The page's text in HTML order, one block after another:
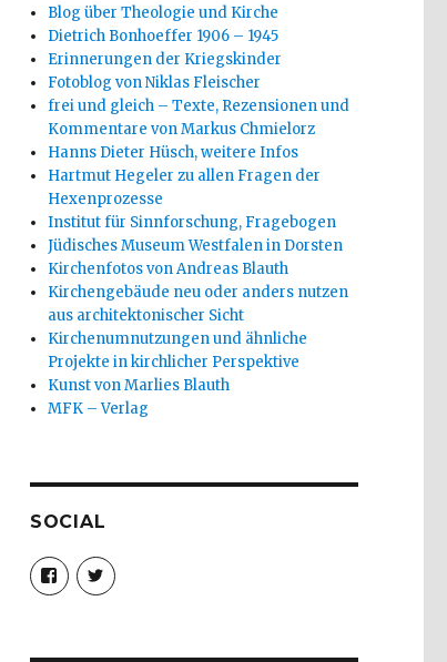
Blog über Theologie und Kirche
Dietrich Bonhoeffer 1906 – 1945
Erinnerungen der Kriegskinder
Fotoblog von Niklas Fleischer
frei und gleich – Texte, Rezensionen und
Kommentare von Markus Chmielorz
Hanns Dieter Hüsch, weitere Infos
Hartmut Hegeler zu allen Fragen der
Hexenprozesse
Institut für Sinnforschung, Fragebogen
Jüdisches Museum Westfalen in Dorsten
Kirchenfotos von Andreas Blauth
Kirchengebäude neu oder anders nutzen
aus architektonischer Sicht
Kirchenumnutzungen und ähnliche
Projekte in kirchlicher Perspektive
Kunst von Marlies Blauth
MFK – Verlag
SOCIAL
Profil
von
christoph.fleischer1
anzeigen
Profil
von
anzeigen